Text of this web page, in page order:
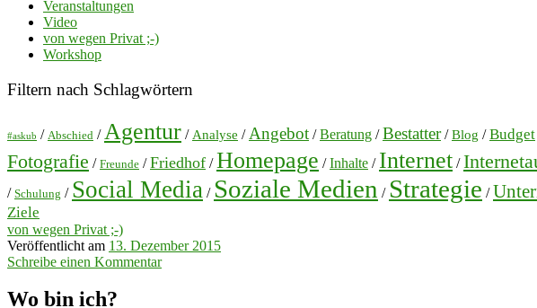
Veranstaltungen
Video
von wegen Privat ;-)
Workshop
Filtern nach Schlagwörtern
#askub / Abschied / Agentur / Analyse / Angebot /Beratung /Bestatter/Blog /Budget
Fotografie / Freunde /Friedhof /Homepage /Inhalte / Internet /
/ Schulung / Social Media / Soziale Medien / Strategie /
Ziele
von wegen Privat ;-)
Veröffentlicht am 13. Dezember 2015
Schreibe einen Kommentar
Wo bin ich?